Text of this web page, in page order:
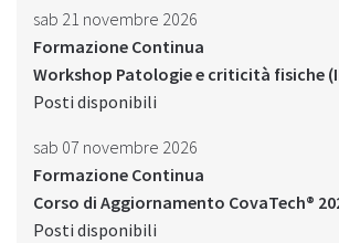
sab 21 novembre 2026
Formazione Continua
Workshop Patologie e criticità fisiche
Posti disponibili
sab 07 novembre 2026
Formazione Continua
Corso di Aggiornamento CovaTech®
Posti disponibili